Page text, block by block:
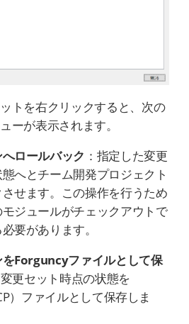
トを右クリックすると、次の
ーが表示されます。
ロールバック ：指定した変更
へとチーム開発プロジェクト
せます。この操作を行うため
ジュールがチェックアウトで
要があります。
をForguncyファイルとして保
変更セット時点の状態を
）ファイルとして保存しま